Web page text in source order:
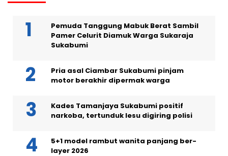
Pemuda Tanggung Mabuk Berat Sambil
Pamer Celurit Diamuk Warga Sukaraja
Sukabumi
Pria asal Ciambar Sukabumi pinjam
motor berakhir dipermak warga
Kades Tamanjaya Sukabumi positif
narkoba, tertunduk lesu digiring polisi
5+1 model rambut wanita panjang ber-
layer 2026